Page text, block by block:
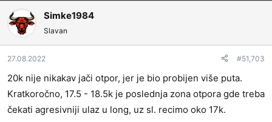
Simke1984
Slavan
27.08.2022 #51,703
20k nije nikakav jači otpor, jer je bio probijen više puta.
Kratkoročno, 17.5 - 18.5k je poslednja zona otpora gde treba
čekati agresivniji ulaz u long, uz sl. recimo oko 17k.